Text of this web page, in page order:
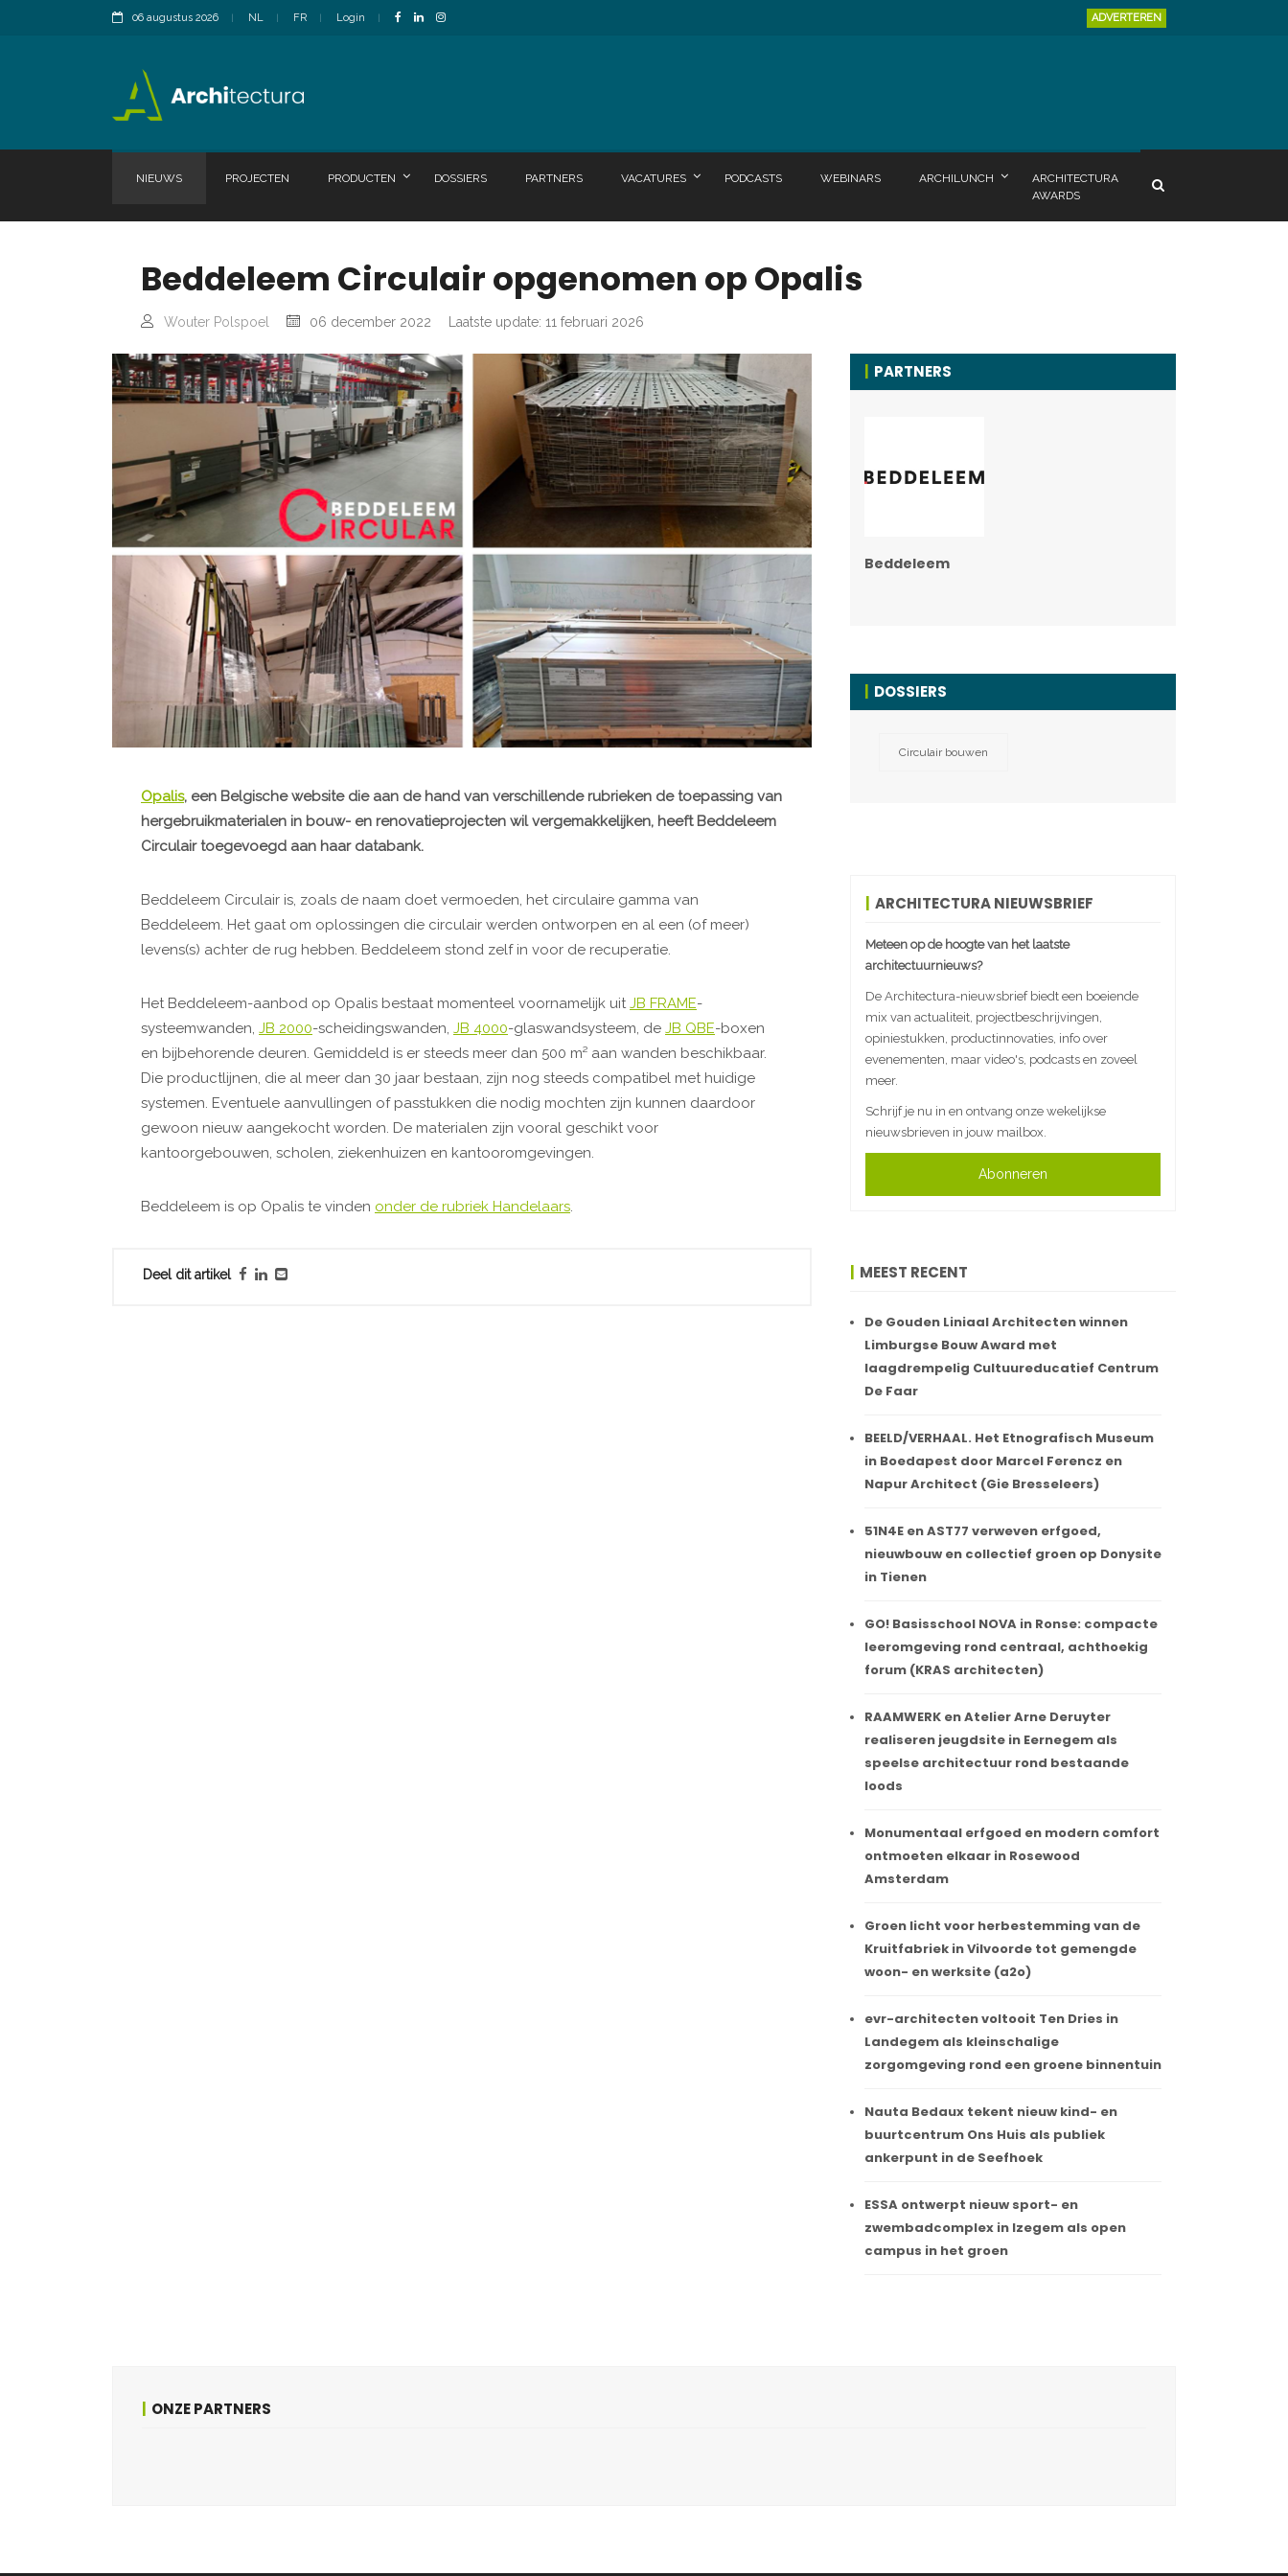
06 augustus 2026 NL FR Login ADVERTEREN
NIEUWS PROJECTEN PRODUCTEN DOSSIERS PARTNERS VACATURES PODCASTS WEBINARS ARCHILUNCH
ARCHITECTURA
AWARDS
Beddeleem Circulair opgenomen op Opalis
Wouter Polspoel 06 december 2022 Laatste update: 11 februari 2026
Opalis, een Belgische website die aan de hand van verschillende rubrieken de toepassing van
hergebruikmaterialen in bouw- en renovatieprojecten wil vergemakkelijken, heeft Beddeleem
Circulair toegevoegd aan haar databank.
Beddeleem Circulair is, zoals de naam doet vermoeden, het circulaire gamma van
Beddeleem. Het gaat om oplossingen die circulair werden ontworpen en al een (of meer)
levens(s) achter de rug hebben. Beddeleem stond zelf in voor de recuperatie.
Het Beddeleem-aanbod op Opalis bestaat momenteel voornamelijk uitJB FRAME-
systeemwanden, JB 2000-scheidingswanden, JB 4000-glaswandsysteem, de JB QBE-boxen
en bijbehorende deuren. Gemiddeld is er steeds meer dan 500 m² aan wanden beschikbaar.
Die productlijnen, die al meer dan 30 jaar bestaan, zijn nog steeds compatibel met huidige
systemen. Eventuele aanvullingen of passtukken die nodig mochten zijn kunnen daardoor
gewoon nieuw aangekocht worden. De materialen zijn vooral geschikt voor
kantoorgebouwen, scholen, ziekenhuizen en kantooromgevingen.
Beddeleem is op Opalis te vinden onder de rubriek Handelaars.
Deel dit artikel
PARTNERS
Beddeleem
DOSSIERS
Circulair bouwen
ARCHITECTURA NIEUWSBRIEF
Meteen op de hoogte van het laatste
architectuurnieuws?
De Architectura-nieuwsbrief biedt een boeiende
mix van actualiteit, projectbeschrijvingen,
opiniestukken, productinnovaties, info over
evenementen, maar video's, podcasts en zoveel
meer.
Schrijf je nu in en ontvang onze wekelijkse
nieuwsbrieven in jouw mailbox.
Abonneren
MEEST RECENT
De Gouden Liniaal Architecten winnen
Limburgse Bouw Award met
laagdrempelig Cultuureducatief Centrum
De Faar
BEELD/VERHAAL. Het Etnografisch Museum
in Boedapest door Marcel Ferencz en
Napur Architect (Gie Bresseleers)
51N4E en AST77 verweven erfgoed,
nieuwbouw en collectief groen op Donysite
in Tienen
GO! Basisschool NOVA in Ronse: compacte
leeromgeving rond centraal, achthoekig
forum (KRAS architecten)
RAAMWERK en Atelier Arne Deruyter
realiseren jeugdsite in Eernegem als
speelse architectuur rond bestaande
loods
Monumentaal erfgoed en modern comfort
ontmoeten elkaar in Rosewood
Amsterdam
Groen licht voor herbestemming van de
Kruitfabriek in Vilvoorde tot gemengde
woon- en werksite (a2o)
evr-architecten voltooit Ten Dries in
Landegem als kleinschalige
zorgomgeving rond een groene binnentuin
Nauta Bedaux tekent nieuw kind- en
buurtcentrum Ons Huis als publiek
ankerpunt in de Seefhoek
ESSA ontwerpt nieuw sport- en
zwembadcomplex in Izegem als open
campus in het groen
ONZE PARTNERS